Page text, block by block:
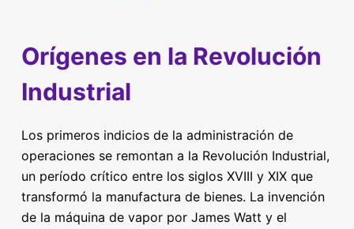
Orígenes en la Revolución
Industrial
Los primeros indicios de la administración de
operaciones se remontan a la Revolución Industrial,
un período crítico entre los siglos XVIII y XIX que
transformó la manufactura de bienes. La invención
de la máquina de vapor por James Watt y el